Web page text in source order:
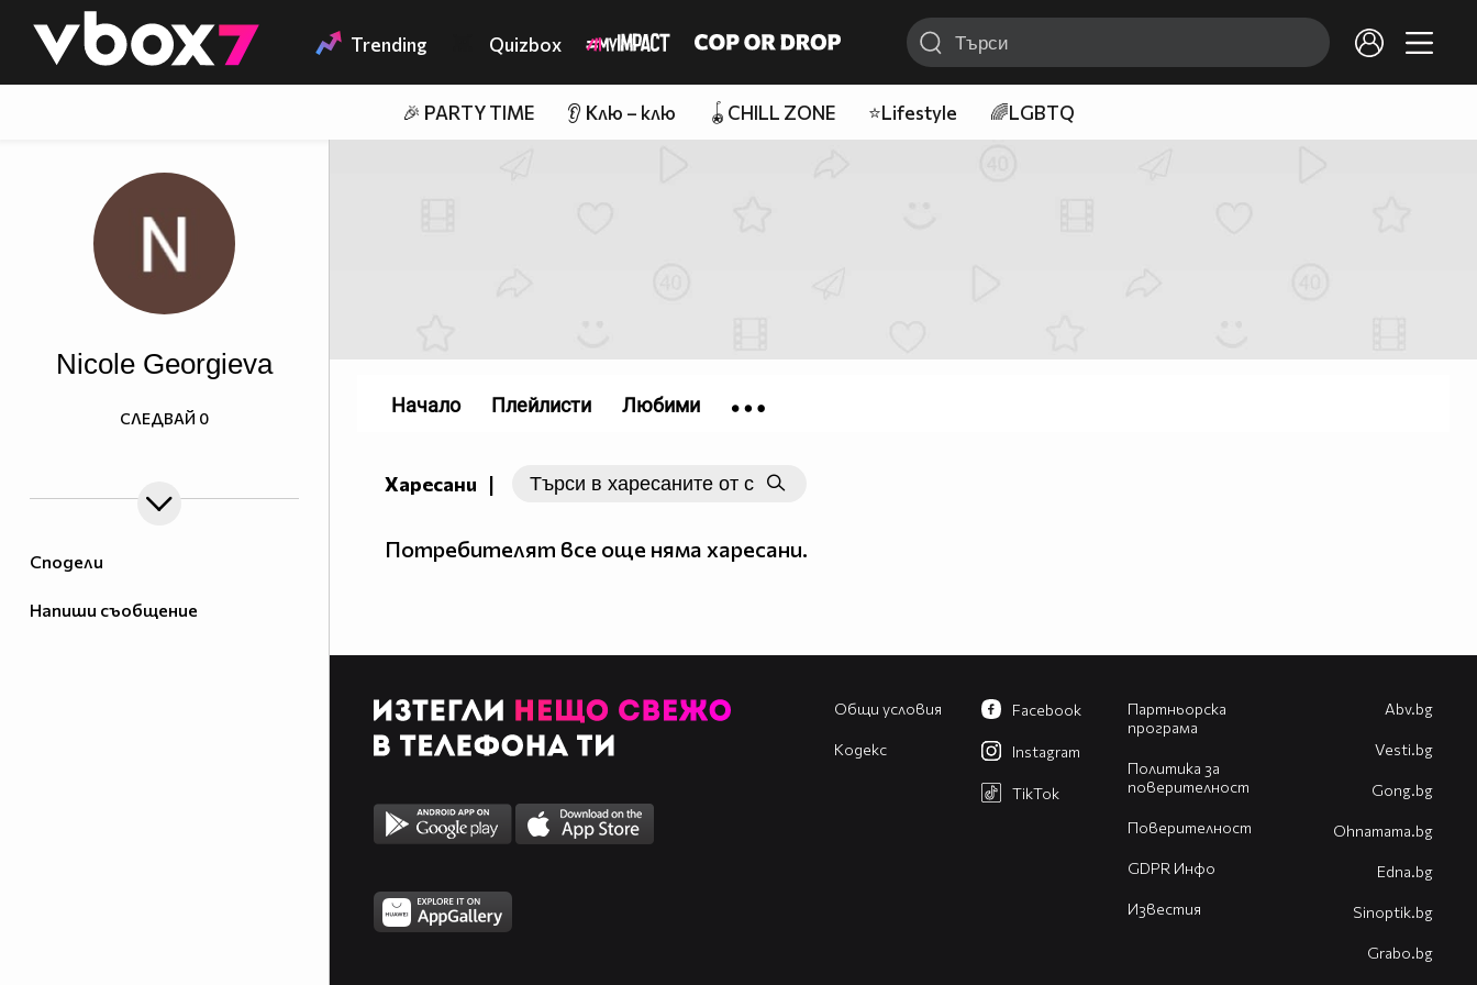
👾 Trending Quizbox
🎉 PARTY TIME 👂 Клю – клю 🪀CHILL ZONE ⭐Lifestyle 🌈LGBTQ
Сподели
Напиши съобщение
Nicole Georgieva
СЛЕДВАЙ 0
Харесани |
Потребителят все още няма харесани.
Начало Плейлисти Любими
Общи условия
Кодекс
Партньорска
програма
Политика за
поверителност
Поверителност
GDPR Инфо
Известия
Facebook
Instagram
TikTok
Abv.bg
Vesti.bg
Gong.bg
Оhnamama.bg
Edna.bg
Sinoptik.bg
Grabo.bg